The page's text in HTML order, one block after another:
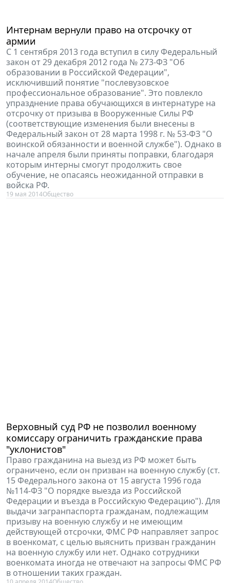
Интернам вернули право на отсрочку от
армии
С 1 сентября 2013 года вступил в силу Федеральный
закон от 29 декабря 2012 года № 273-ФЗ "Об
образовании в Российской Федерации",
исключивший понятие "послевузовское
профессиональное образование". Это повлекло
упразднение права обучающихся в интернатуре на
отсрочку от призыва в Вооруженные Силы РФ
(соответствующие изменения были внесены в
Федеральный закон от 28 марта 1998 г. № 53-ФЗ "О
воинской обязанности и военной службе"). Однако в
начале апреля были приняты поправки, благодаря
которым интерны смогут продолжить свое
обучение, не опасаясь неожиданной отправки в
войска РФ.
19 мая 2014Общество
Верховный суд РФ не позволил военному
комиссару ограничить гражданские права
"уклонистов"
Право гражданина на выезд из РФ может быть
ограничено, если он призван на военную службу (ст.
15 Федерального закона от 15 августа 1996 года
№114-ФЗ "О порядке выезда из Российской
Федерации и въезда в Российскую Федерацию"). Для
выдачи загранпаспорта гражданам, подлежащим
призыву на военную службу и не имеющим
действующей отсрочки, ФМС РФ направляет запрос
в военкомат, с целью выяснить призван гражданин
на военную службу или нет. Однако сотрудники
военкомата иногда не отвечают на запросы ФМС РФ
в отношении таких граждан.